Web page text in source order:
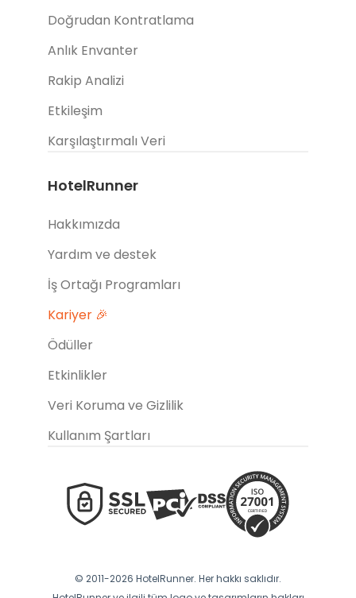
Doğrudan Kontratlama
Anlık Envanter
Rakip Analizi
Etkileşim
Karşılaştırmalı Veri
HotelRunner
Hakkımızda
Yardım ve destek
İş Ortağı Programları
Kariyer 🎉
Ödüller
Etkinlikler
Veri Koruma ve Gizlilik
Kullanım Şartları
© 2011-2026 HotelRunner. Her hakkı saklıdır.